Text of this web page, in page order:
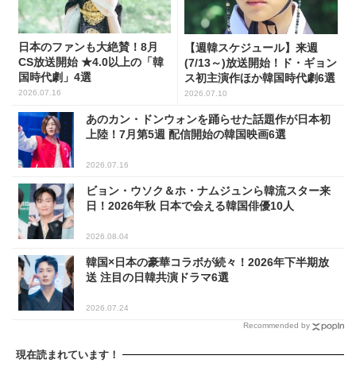
日本のファンも大絶賛！8月
CS放送開始 ★4.0以上の「韓
国時代劇」4選
2026.07.16
【週韓スケジュール】来週
(7/13～)放送開始！ド・ギョン
ス初主演作ほか韓国時代劇6選
2026.07.10
あのカン・ドンウォンを踊らせた話題作が日本初
上陸！7月第5週 配信開始の韓国映画6選
2026.07.16
ビョン・ウソク＆ホ・ナムジュンら韓流スター来
日！2026年秋 日本で会える韓国俳優10人
2026.08.04
韓国×日本の豪華コラボが続々！2026年下半期放
送 注目の日韓共演ドラマ6選
2026.07.24
Recommended by
現在読まれています！